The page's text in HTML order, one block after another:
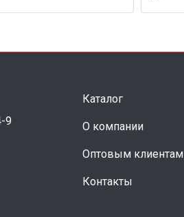
9
Каталог
О компании
Оптовым клиентам
Контакты